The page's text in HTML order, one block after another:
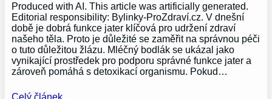
Produced with AI. This article was artificially generated.
Editorial responsibility: Bylinky-ProZdraví.cz. V dnešní
době je dobrá funkce jater klíčová pro udržení zdraví
našeho těla. Proto je důležité se zaměřit na správnou péči
o tuto důležitou žlázu. Mléčný bodlák se ukázal jako
vynikající prostředek pro podporu správné funkce jater a
zároveň pomáhá s detoxikací organismu. Pokud…
Celý článek